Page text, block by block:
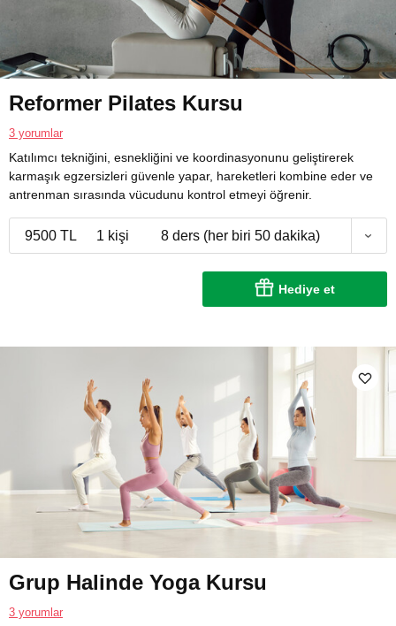
Reformer Pilates Kursu
3 yorumlar
Katılımcı tekniğini, esnekliğini ve koordinasyonunu geliştirerek
karmaşık egzersizleri güvenle yapar, hareketleri kombine eder ve
antrenman sırasında vücudunu kontrol etmeyi öğrenir.
9500 TL 1 kişi 8 ders (her biri 50 dakika)
Hediye et
Grup Halinde Yoga Kursu
3 yorumlar